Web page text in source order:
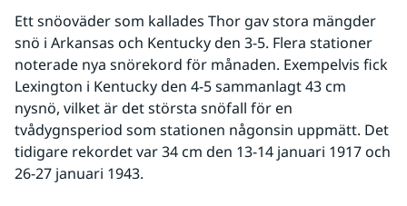
Ett snöoväder som kallades Thor gav stora mängder
snö i Arkansas och Kentucky den 3-5. Flera stationer
noterade nya snörekord för månaden. Exempelvis fick
Lexington i Kentucky den 4-5 sammanlagt 43 cm
nysnö, vilket är det största snöfall för en
tvådygnsperiod som stationen någonsin uppmätt. Det
tidigare rekordet var 34 cm den 13-14 januari 1917 och
26-27 januari 1943.